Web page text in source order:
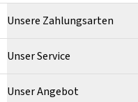
Unsere Zahlungsarten
Unser Service
Unser Angebot